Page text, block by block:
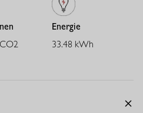
kombinieren: zu Hosen,
Tragekomfort und einen
Energie
33.48 kWh